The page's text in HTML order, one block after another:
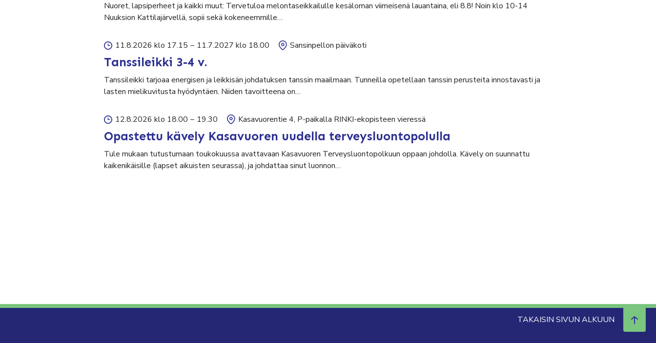
Nuoret, lapsiperheet ja kaikki muut: Tervetuloa melontaseikkailulle kesäloman viimeisenä lauantaina, eli 8.8! Noin klo 10-14
Nuuksion Kattilajärvellä, sopii sekä kokeneemmille…
11.8.2026 klo 17.15 – 11.7.2027 klo 18.00 Sansinpellon päiväkoti
Tanssileikki 3-4 v.
Tanssileikki tarjoaa energisen ja leikkisän johdatuksen tanssin maailmaan. Tunneilla opetellaan tanssin perusteita innostavasti ja
lasten mielikuvitusta hyödyntäen. Niiden tavoitteena on…
12.8.2026 klo 18.00 – 19.30 Kasavuorentie 4, P-paikalla RINKI-ekopisteen vieressä
Opastettu kävely Kasavuoren uudella terveysluontopolulla
Tule mukaan tutustumaan toukokuussa avattavaan Kasavuoren Terveysluontopolkuun oppaan johdolla. Kävely on suunnattu
kaikenikäisille (lapset aikuisten seurassa), ja johdattaa sinut luonnon…
TAKAISIN SIVUN ALKUUN